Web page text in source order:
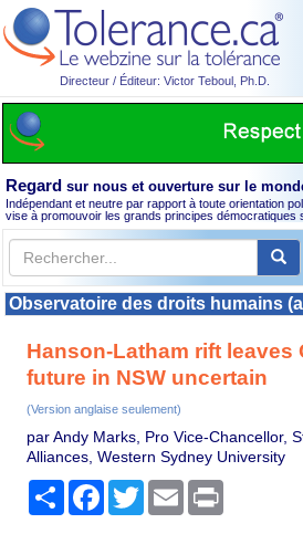
Directeur / Éditeur: Victor Teboul, Ph.D.
Regard sur nous et ouverture sur le
Indépendant et neutre par rapport à toute orientation
vise à promouvoir les grands principes démocratiques
Observatoire des droits humains
Hanson-Latham rift leaves
future in NSW uncertain
(Version anglaise seulement)
par Andy Marks, Pro Vice-Chancellor,
Alliances, Western Sydney University
PartagerFacebook
TwitterEmail